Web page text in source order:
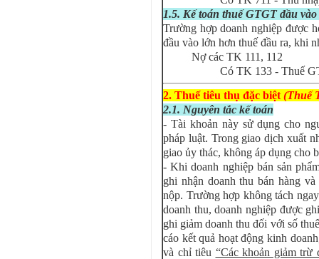
1.5. Kế toán thuế GTGT đầu
Trường hợp doanh nghiệp được
đầu vào lớn hơn thuế đầu ra, khi
Nợ các TK 111, 112
Có TK 133 - Thuế
2. Thuế tiêu thụ đặc biệt (Thuế
2.1. Nguyên tắc kế toán
- Tài khoản này sử dụng cho
pháp luật. Trong giao dịch xuất
giao ủy thác, không áp dụng cho
- Khi doanh nghiệp bán sản
ghi nhận doanh thu bán hàng
nộp. Trường hợp không tách
doanh thu, doanh nghiệp được
ghi giảm doanh thu đối với số
cáo kết quả hoạt động kinh
và chỉ tiêu “Các khoản giảm trừ